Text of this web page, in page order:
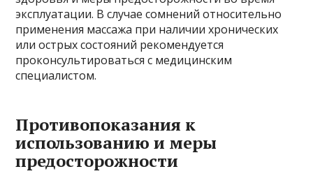
эксплуатации. В случае сомнений относительно
применения массажа при наличии хронических
или острых состояний рекомендуется
проконсультироваться с медицинским
специалистом.
Противопоказания к
использованию и меры
предосторожности